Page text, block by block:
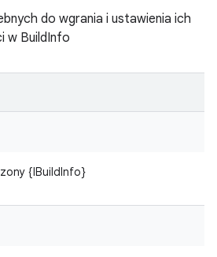
do wgrania i ustawienia ich
w BuildInfo
{IBuildInfo}